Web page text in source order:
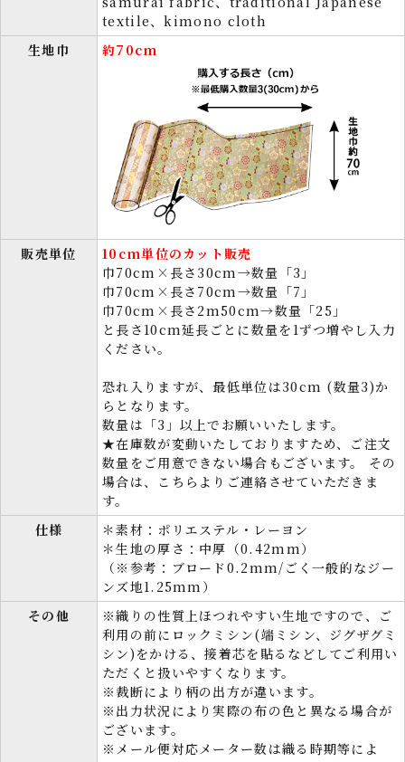
textile、kimono cloth
生地巾
約70cm
販売単位
10cm単位のカット販売
巾70cm×長さ30cm→数量「3」
巾70cm×長さ70cm→数量「7」
巾70cm×長さ2m50cm→数量「25」
と長さ10cm延長ごとに数量を1ずつ増やし入力
ください。
恐れ入りますが、最低単位は30cm (数量3)か
らとなります。
数量は「3」以上でお願いいたします。
★在庫数が変動いたしておりますため、ご注文
数量をご用意できない場合もございます。 その
場合は、こちらよりご連絡させていただきま
す。
仕様
＊素材：ポリエステル・レーヨン
＊生地の厚さ：中厚（0.42mm）
（※参考：ブロード0.2mm/ごく一般的なジー
ンズ地1.25mm）
その他
※織りの性質上ほつれやすい生地ですので、ご
利用の前にロックミシン(端ミシン、ジグザグミ
シン)をかける、接着芯を貼るなどしてご利用い
ただくと扱いやすくなります。
※裁断により柄の出方が違います。
※出力状況により実際の布の色と異なる場合が
ございます。
※メール便対応メーター数は織る時期等によ